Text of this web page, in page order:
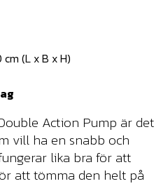
cm (L x B x H)
Action Pump är det
vill ha en snabb och
lika bra för att
att tömma den helt på